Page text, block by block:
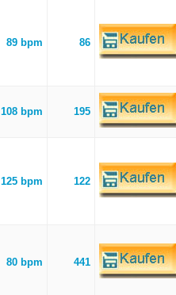
89 bpm 86
108 bpm 195
125 bpm 122
80 bpm 441